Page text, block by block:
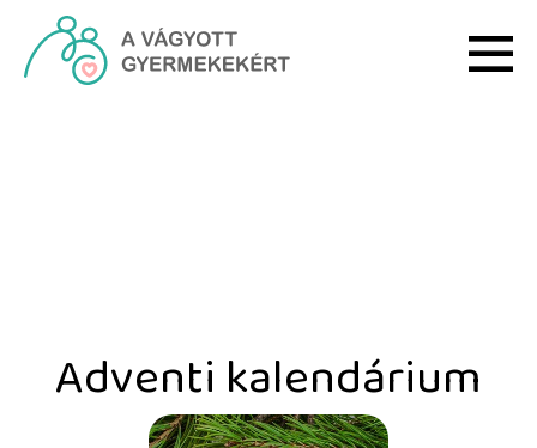
Ugrás a fő tartalomhoz
Adventi kalendárium